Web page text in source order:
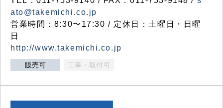
ato@takemichi.co.jp
営業時間：8:30〜17:30 / 定休日：土曜日・日曜
日
http://www.takemichi.co.jp
販売可 工事・取付可